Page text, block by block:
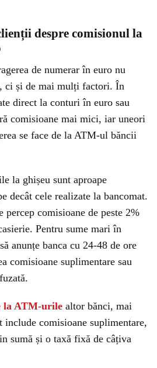
despre comisionul la
de numerar în euro nu
ci și de mai mulți factori. În
direct la conturi în euro sau
comisioane mai mici, iar uneori
se face de la ATM-ul băncii
la ghișeu sunt aproape
decât cele realizate la bancomat.
comisioane de peste 2%
Pentru sume mari în
anunțe banca cu 24-48 de ore
comisioane suplimentare sau
la ATM-urile altor bănci, mai
include comisioane suplimentare,
sumă și o taxă fixă de câțiva